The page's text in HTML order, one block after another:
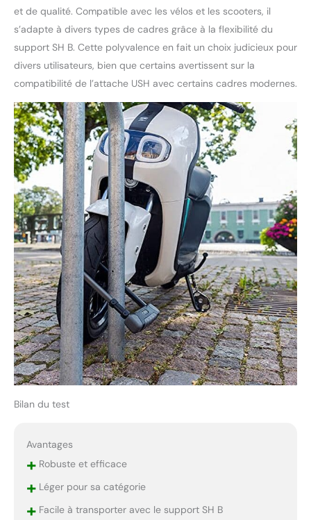
et de qualité. Compatible avec les vélos et les scooters, il
s’adapte à divers types de cadres grâce à la flexibilité du
support SH B. Cette polyvalence en fait un choix judicieux pour
divers utilisateurs, bien que certains avertissent sur la
compatibilité de l’attache USH avec certains cadres modernes.
Bilan du test
Avantages
+Robuste et efficace
+Léger pour sa catégorie
+Facile à transporter avec le support SH B